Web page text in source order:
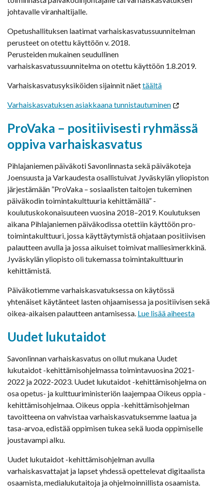
johtavalle viranhaltijalle.
Opetushallituksen laatimat varhaiskasvatussuunnitelman
perusteet on otettu käyttöön v. 2018.
Perusteiden mukainen seudullinen
varhaiskasvatussuunnitelma on otettu käyttöön 1.8.2019.
Varhaiskasvatusyksiköiden sijainnit näettäältä
Varhaiskasvatuksen asiakkaana tunnistautuminen
ProVaka – positiivisesti ryhmässä
oppiva varhaiskasvatus
Pihlajaniemen päiväkoti Savonlinnasta sekä päiväkoteja
Joensuusta ja Varkaudesta osallistuivat Jyväskylän yliopiston
järjestämään ”ProVaka – sosiaalisten taitojen tukeminen
päiväkodin toimintakulttuuria kehittämällä” -
koulutuskokonaisuuteen vuosina 2018–2019. Koulutuksen
aikana Pihlajaniemen päiväkodissa otettiin käyttöön pro-
toimintakulttuuri, jossa käyttäytymistä ohjataan positiivisen
palautteen avulla ja jossa aikuiset toimivat malliesimerkkinä.
Jyväskylän yliopisto oli tukemassa toimintakulttuurin
kehittämistä.
Päiväkotiemme varhaiskasvatuksessa on käytössä
yhtenäiset käytänteet lasten ohjaamisessa ja positiivisen sekä
oikea-aikaisen palautteen antamisessa. Lue lisää aiheesta
Uudet lukutaidot
Savonlinnan varhaiskasvatus on ollut mukana Uudet
lukutaidot -kehittämisohjelmassa toimintavuosina 2021-
2022 ja 2022-2023. Uudet lukutaidot -kehittämisohjelma on
osa opetus- ja kulttuuriministeriön laajempaa Oikeus oppia -
kehittämisohjelmaa. Oikeus oppia -kehittämisohjelman
tavoitteena on vahvistaa varhaiskasvatuksemme laatua ja
tasa-arvoa, edistää oppimisen tukea sekä luoda oppimiselle
joustavampi alku.
Uudet lukutaidot -kehittämisohjelman avulla
varhaiskasvattajat ja lapset yhdessä opettelevat digitaalista
osaamista, medialukutaitoja ja ohjelmoinnillista osaamista.